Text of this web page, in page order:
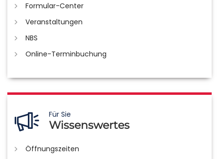
Formular-Center
Veranstaltungen
NBS
Online-Terminbuchung
Für Sie
Wissenswertes
Öffnungszeiten